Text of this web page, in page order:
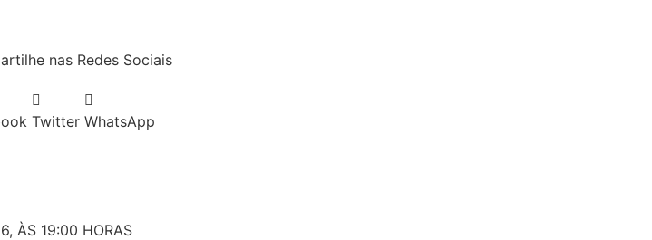
nas Redes Sociais
Twitter WhatsApp
ÀS 19:00 HORAS